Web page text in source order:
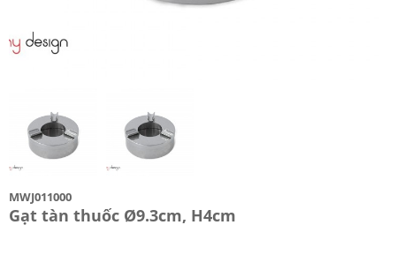
MWJ011000
Gạt tàn thuốc Ø9.3cm, H4cm